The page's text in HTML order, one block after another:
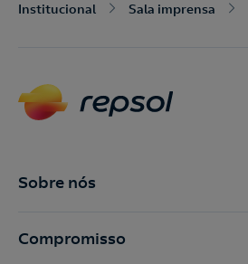
Institucional Sala imprensa
Sobre nós
Compromisso